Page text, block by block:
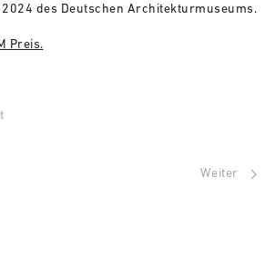
des Deutschen Architekturmuseums.
Preis.
Weiter